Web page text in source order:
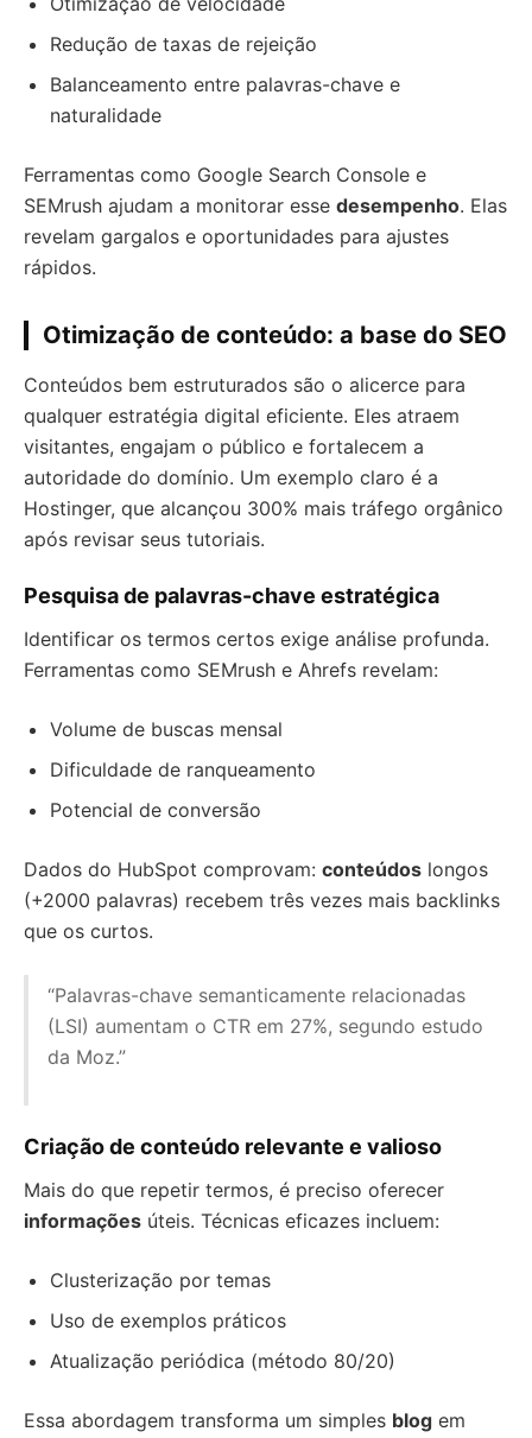
Redução de taxas de rejeição
Balanceamento entre palavras-chave e
naturalidade
Ferramentas como Google Search Console e
SEMrush ajudam a monitorar esse desempenho. Elas
revelam gargalos e oportunidades para ajustes
rápidos.
Otimização de conteúdo: a base do SEO
Conteúdos bem estruturados são o alicerce para
qualquer estratégia digital eficiente. Eles atraem
visitantes, engajam o público e fortalecem a
autoridade do domínio. Um exemplo claro é a
Hostinger, que alcançou 300% mais tráfego orgânico
após revisar seus tutoriais.
Pesquisa de palavras-chave estratégica
Identificar os termos certos exige análise profunda.
Ferramentas como SEMrush e Ahrefs revelam:
Volume de buscas mensal
Dificuldade de ranqueamento
Potencial de conversão
Dados do HubSpot comprovam: conteúdos longos
(+2000 palavras) recebem três vezes mais backlinks
que os curtos.
“Palavras-chave semanticamente relacionadas
(LSI) aumentam o CTR em 27%, segundo estudo
da Moz.”
Criação de conteúdo relevante e valioso
Mais do que repetir termos, é preciso oferecer
informações úteis. Técnicas eficazes incluem:
Clusterização por temas
Uso de exemplos práticos
Atualização periódica (método 80/20)
Essa abordagem transforma um simples blog em